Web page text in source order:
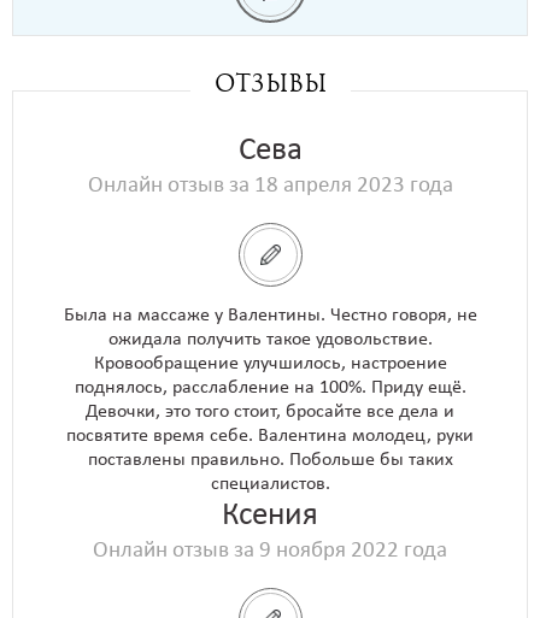
Отзывы
Сева
Онлайн отзыв за 18 апреля 2023 года
Была на массаже у Валентины. Честно говоря, не
ожидала получить такое удовольствие.
Кровообращение улучшилось, настроение
поднялось, расслабление на 100%. Приду ещё.
Девочки, это того стоит, бросайте все дела и
посвятите время себе. Валентина молодец, руки
поставлены правильно. Побольше бы таких
специалистов.
Ксения
Онлайн отзыв за 9 ноября 2022 года